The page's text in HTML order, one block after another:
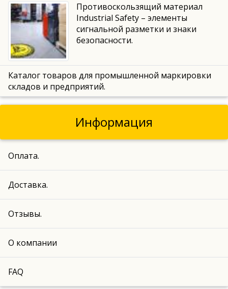
Противоскользящий материал
Industrial Safety – элементы
сигнальной разметки и знаки
безопасности.
Каталог товаров для промышленной маркировки
складов и предприятий.
Информация
Оплата.
Доставка.
Отзывы.
О компании
FAQ